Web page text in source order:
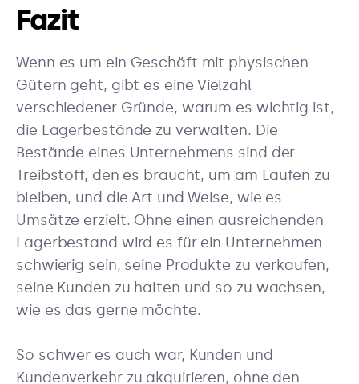
Fazit
Wenn es um ein Geschäft mit physischen
Gütern geht, gibt es eine Vielzahl
verschiedener Gründe, warum es wichtig ist,
die Lagerbestände zu verwalten. Die
Bestände eines Unternehmens sind der
Treibstoff, den es braucht, um am Laufen zu
bleiben, und die Art und Weise, wie es
Umsätze erzielt. Ohne einen ausreichenden
Lagerbestand wird es für ein Unternehmen
schwierig sein, seine Produkte zu verkaufen,
seine Kunden zu halten und so zu wachsen,
wie es das gerne möchte.
So schwer es auch war, Kunden und
Kundenverkehr zu akquirieren, ohne den